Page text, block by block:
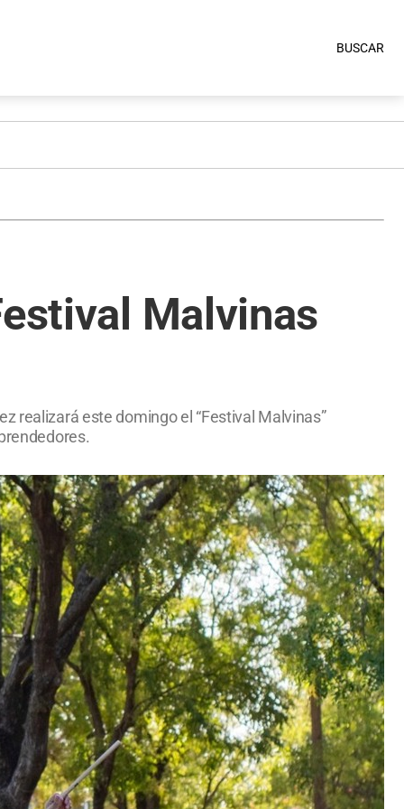
BUSCAR
Malvinas
realizará este domingo el “Festival Malvinas”